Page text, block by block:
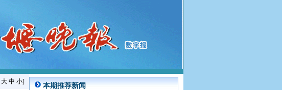
大 中 小]
本期推荐新闻